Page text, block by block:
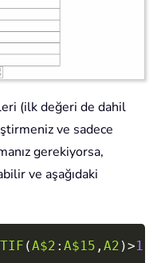
(ilk değeri de dahil
ve sadece
gerekiyorsa,
ve aşağıdaki
(A$2 : A$15 , A2 )>1
Copy